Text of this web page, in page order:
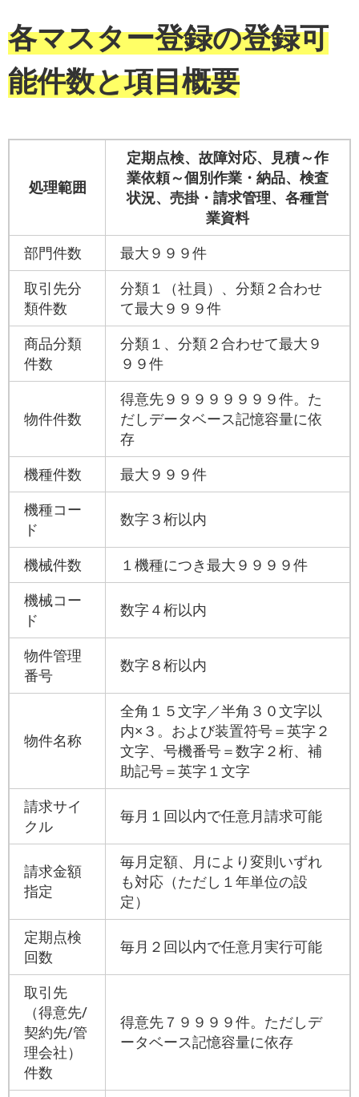
各マスター登録の登録可
能件数と項目概要
処理範囲
定期点検、故障対応、見積～作
業依頼～個別作業・納品、検査
状況、売掛・請求管理、各種営
業資料
部門件数
最大９９９件
取引先分
類件数
分類１（社員）、分類２合わせ
て最大９９９件
商品分類
件数
分類１、分類２合わせて最大９
９９件
物件件数
得意先９９９９９９９９件。た
だしデータベース記憶容量に依
存
機種件数
最大９９９件
機種コー
ド
数字３桁以内
機械件数
１機種につき最大９９９９件
機械コー
ド
数字４桁以内
物件管理
番号
数字８桁以内
物件名称
全角１５文字／半角３０文字以
内×３。および装置符号＝英字２
文字、号機番号＝数字２桁、補
助記号＝英字１文字
請求サイ
クル
毎月１回以内で任意月請求可能
請求金額
指定
毎月定額、月により変則いずれ
も対応（ただし１年単位の設
定）
定期点検
回数
毎月２回以内で任意月実行可能
取引先
（得意先/
契約先/管
理会社）
件数
得意先７９９９９件。ただしデ
ータベース記憶容量に依存